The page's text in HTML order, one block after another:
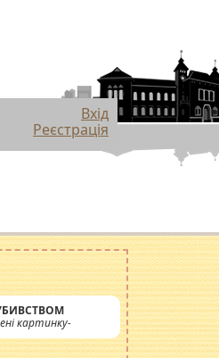
Вхід
Реєстрація
картинку-